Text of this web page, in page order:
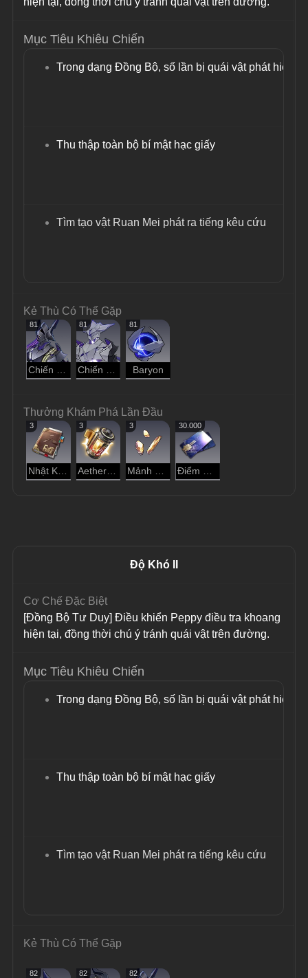
Mục Tiêu Khiêu Chiến
Trong dạng Đồng Bộ, số lần bị quái vật phát hiện ít
Thu thập toàn bộ bí mật hạc giấy
Tìm tạo vật Ruan Mei phát ra tiếng kêu cứu
Kẻ Thù Có Thể Gặp
81 81 81
Baryon
Thưởng Khám Phá Lần Đầu
3
Nhật Ký Thám Hiểm
3
Aether Cô Đặc
3 30.000
Độ Khó II
Cơ Chế Đặc Biệt
[Đồng Bộ Tư Duy] Điều khiển Peppy điều tra khoang
hiện tại, đồng thời chú ý tránh quái vật trên đường.
Mục Tiêu Khiêu Chiến
Trong dạng Đồng Bộ, số lần bị quái vật phát hiện ít
Thu thập toàn bộ bí mật hạc giấy
Tìm tạo vật Ruan Mei phát ra tiếng kêu cứu
Kẻ Thù Có Thể Gặp
82 82 82